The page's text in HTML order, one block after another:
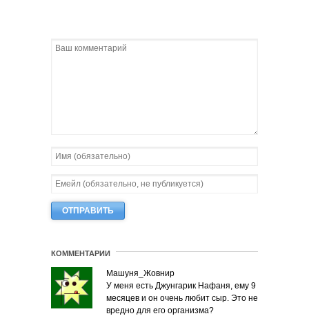
КОММЕНТАРИИ
Машуня_Жовнир
У меня есть Джунгарик Нафаня, ему 9
месяцев и он очень любит сыр. Это не
вредно для его организма?